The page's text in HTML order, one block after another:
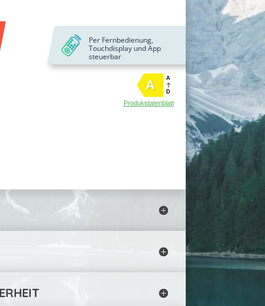
Per Fernbedienung,
Touchdisplay und App
steuerbar
A A
D
Produktdatenblatt